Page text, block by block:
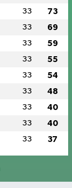
33 73
33 69
33 59
33 55
33 54
33 48
33 40
33 40
33 37